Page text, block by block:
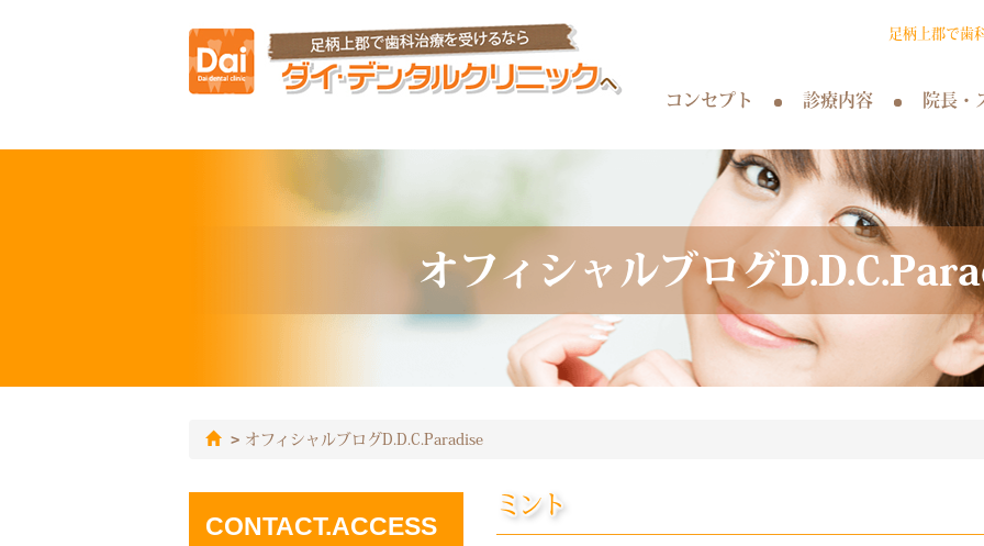
足柄上郡で歯
コンセプト 診療内容 院長・
オフィシャルブログ
オフィシャルブログD.D.C.Paradise
ミント
CONTACT.ACCESS